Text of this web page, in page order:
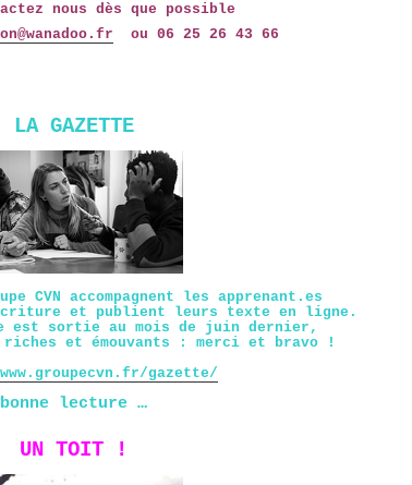
nous dès que possible
ou 06 25 26 43 66
LA GAZETTE
CVN accompagnent les apprenant.es
et publient leurs texte en ligne.
est sortie au mois de juin dernier,
riches et émouvants : merci et bravo !
gazette/
bonne lecture …
UN TOIT !